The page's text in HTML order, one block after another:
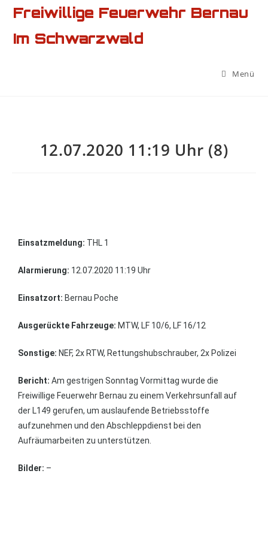
Freiwillige Feuerwehr Bernau
Im Schwarzwald
Menü
12.07.2020 11:19 Uhr (8)
Einsatzmeldung: THL 1
Alarmierung: 12.07.2020 11:19 Uhr
Einsatzort: Bernau Poche
Ausgerückte Fahrzeuge: MTW, LF 10/6, LF 16/12
Sonstige: NEF, 2x RTW, Rettungshubschrauber, 2x Polizei
Bericht: Am gestrigen Sonntag Vormittag wurde die
Freiwillige Feuerwehr Bernau zu einem Verkehrsunfall auf
der L149 gerufen, um auslaufende Betriebsstoffe
aufzunehmen und den Abschleppdienst bei den
Aufräumarbeiten zu unterstützen.
Bilder: –